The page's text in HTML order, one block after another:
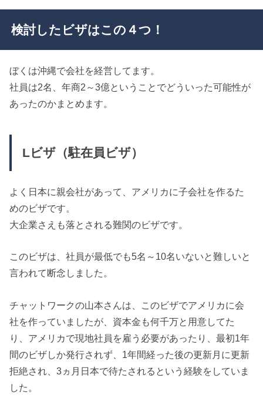
検討したビザはこの４つ！
ぼくは沖縄で会社を経営してます。
社員は2名、年商2～3億ということでどういった可能性が
あったのかまとめます。
Lビザ（駐在員ビザ）
よく日本に親会社があって、アメリカに子会社を作るた
めのビザです。
大企業さえも落とされる難関のビザです。
このビザは、社員が最低でも5名～10名いないと難しいと
言われて断念しました。
チャットワークの山本さんは、このビザでアメリカに会
社を作っていましたが、資本金も何千万と用意してた
り、アメリカで現地社員を雇う必要があったり、最初1年
間のビザしか発行されず、1年間経った後の更新月に更新
拒絶され、3ヵ月日本で待たされるという経験をしていま
した。